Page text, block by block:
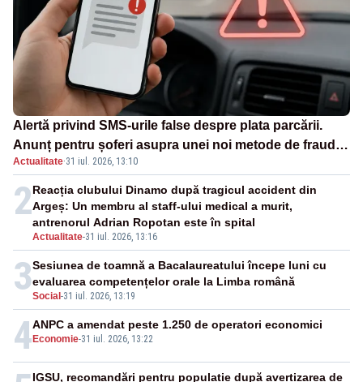
Alertă privind SMS-urile false despre plata parcării.
Anunț pentru șoferi asupra unei noi metode de fraudă
online
Actualitate·31 iul. 2026, 13:10
2
Actualitate-31 iul. 2026, 13:16
Reacția clubului Dinamo după tragicul accident din
Argeș: Un membru al staff-ului medical a murit,
antrenorul Adrian Ropotan este în spital
3Social -31 iul. 2026, 13:19
Sesiunea de toamnă a Bacalaureatului începe luni cu
evaluarea competențelor orale la Limba română
4 Economie-31 iul. 2026, 13:22
ANPC a amendat peste 1.250 de operatori economici
IGSU, recomandări pentru populație după avertizarea de